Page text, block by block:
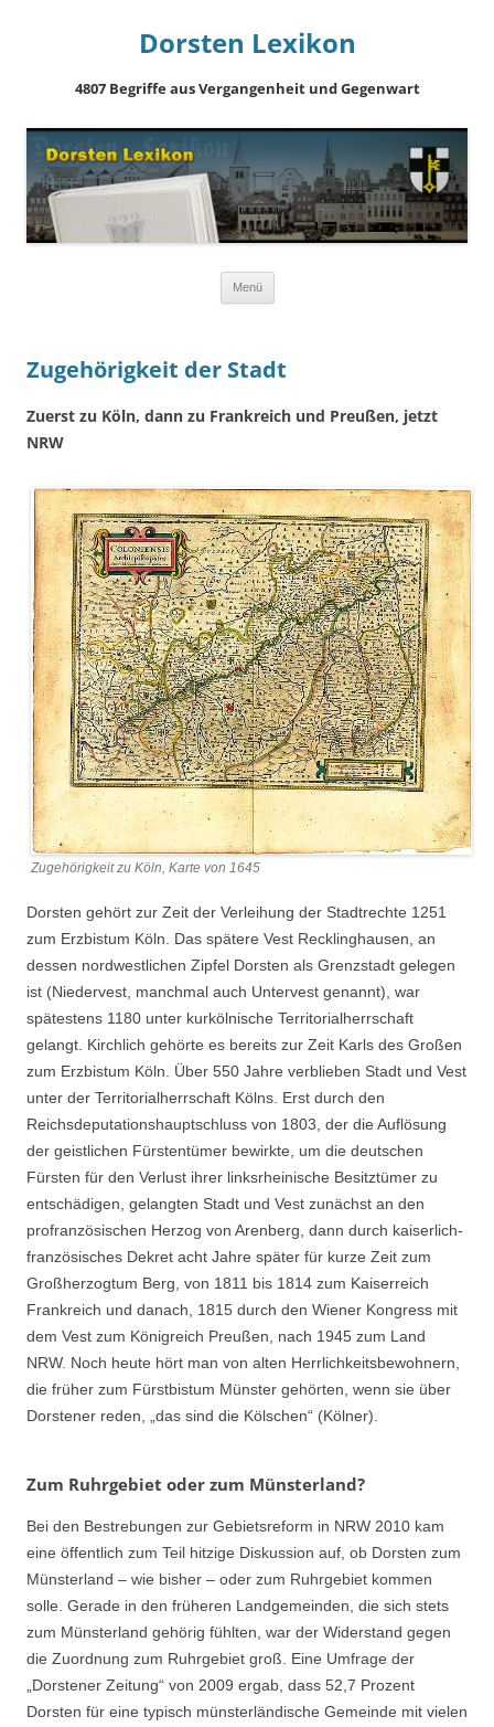
Dorsten Lexikon
4807 Begriffe aus Vergangenheit und Gegenwart
Menü
Zugehörigkeit der Stadt
Zuerst zu Köln, dann zu Frankreich und Preußen, jetzt
NRW
Zugehörigkeit zu Köln, Karte von 1645
Dorsten gehört zur Zeit der Verleihung der Stadtrechte 1251
zum Erzbistum Köln. Das spätere Vest Recklinghausen, an
dessen nordwestlichen Zipfel Dorsten als Grenzstadt gelegen
ist (Niedervest, manchmal auch Untervest genannt), war
spätestens 1180 unter kurkölnische Territorialherrschaft
gelangt. Kirchlich gehörte es bereits zur Zeit Karls des Großen
zum Erzbistum Köln. Über 550 Jahre verblieben Stadt und Vest
unter der Territorialherrschaft Kölns. Erst durch den
Reichsdeputationshauptschluss von 1803, der die Auflösung
der geistlichen Fürstentümer bewirkte, um die deutschen
Fürsten für den Verlust ihrer linksrheinische Besitztümer zu
entschädigen, gelangten Stadt und Vest zunächst an den
profranzösischen Herzog von Arenberg, dann durch kaiserlich-
französisches Dekret acht Jahre später für kurze Zeit zum
Großherzogtum Berg, von 1811 bis 1814 zum Kaiserreich
Frankreich und danach, 1815 durch den Wiener Kongress mit
dem Vest zum Königreich Preußen, nach 1945 zum Land
NRW. Noch heute hört man von alten Herrlichkeitsbewohnern,
die früher zum Fürstbistum Münster gehörten, wenn sie über
Dorstener reden, „das sind die Kölschen“ (Kölner).
Zum Ruhrgebiet oder zum Münsterland?
Bei den Bestrebungen zur Gebietsreform in NRW 2010 kam
eine öffentlich zum Teil hitzige Diskussion auf, ob Dorsten zum
Münsterland – wie bisher – oder zum Ruhrgebiet kommen
solle. Gerade in den früheren Landgemeinden, die sich stets
zum Münsterland gehörig fühlten, war der Widerstand gegen
die Zuordnung zum Ruhrgebiet groß. Eine Umfrage der
„Dorstener Zeitung“ von 2009 ergab, dass 52,7 Prozent
Dorsten für eine typisch münsterländische Gemeinde mit vielen